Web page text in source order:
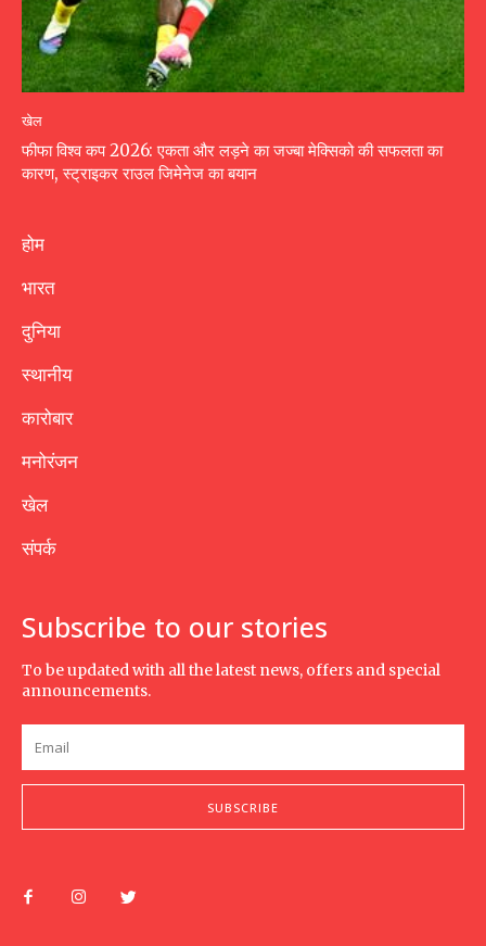
खेल
फीफा विश्व कप 2026: एकता और लड़ने का जज्बा मेक्सिको की सफलता का
कारण, स्ट्राइकर राउल जिमेनेज का बयान
होम
भारत
दुनिया
स्थानीय
कारोबार
मनोरंजन
खेल
संपर्क
Subscribe to our stories
To be updated with all the latest news, offers and special
announcements.
SUBSCRIBE